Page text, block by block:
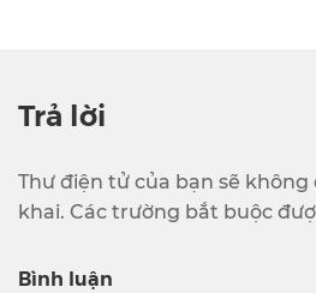
Trả lời
Thư điện tử của bạn sẽ
khai. Các trường bắt buộc
Bình luận